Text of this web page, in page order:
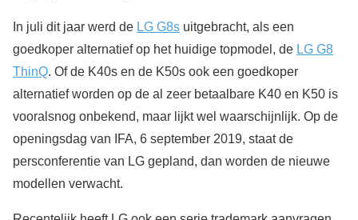
In juli dit jaar werd de LG G8s uitgebracht, als een
goedkoper alternatief op het huidige topmodel, de LG G8
ThinQ. Of de K40s en de K50s ook een goedkoper
alternatief worden op de al zeer betaalbare K40 en K50 is
vooralsnog onbekend, maar lijkt wel waarschijnlijk. Op de
openingsdag van IFA, 6 september 2019, staat de
persconferentie van LG gepland, dan worden de nieuwe
modellen verwacht.